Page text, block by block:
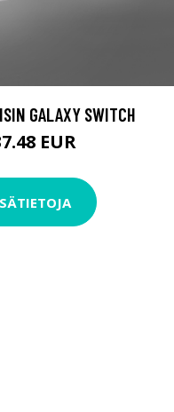
GALAXY SWITCH
EUR